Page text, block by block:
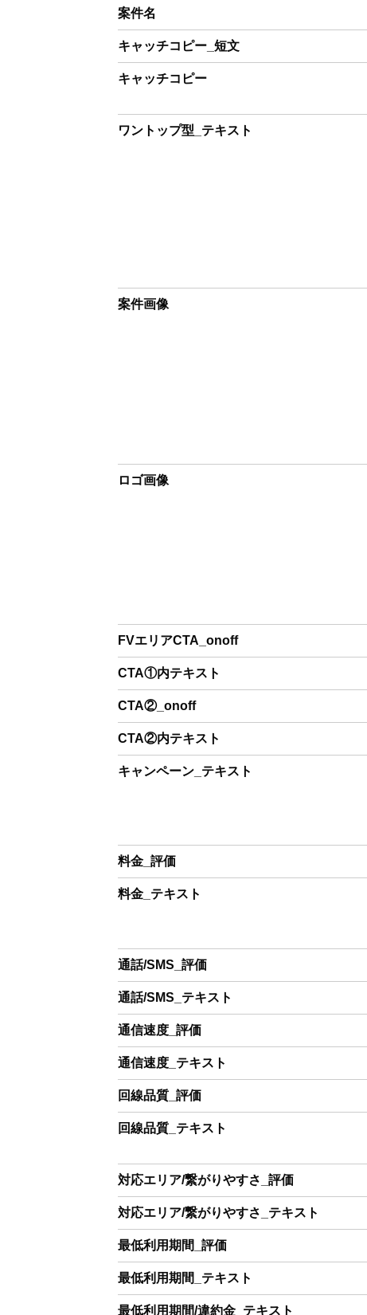
案件名
キャッチコピー_短文
キャッチコピー
ワントップ型_テキスト
案件画像
ロゴ画像
FVエリアCTA_onoff
CTA①内テキスト
CTA②_onoff
CTA②内テキスト
キャンペーン_テキスト
料金_評価
料金_テキスト
通話/SMS_評価
通話/SMS_テキスト
通信速度_評価
通信速度_テキスト
回線品質_評価
回線品質_テキスト
対応エリア/繋がりやすさ_評価
対応エリア/繋がりやすさ_テキスト
最低利用期間_評価
最低利用期間_テキスト
最低利用期間/違約金_テキスト